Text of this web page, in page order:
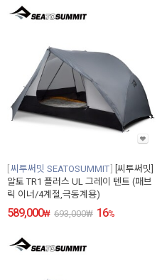
씨투써밋 SEATOSUMMIT
[씨투써밋]
알토 TR1 플러스 UL 그레이 텐트 (패브
릭 이너/4계절,극동계용)
589,000₩ 693,000₩ 16%